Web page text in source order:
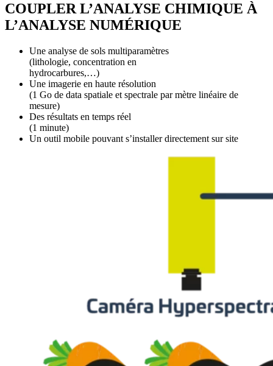
COUPLER L’ANALYSE CHIMIQUE À
L’ANALYSE NUMÉRIQUE
Une analyse de sols multiparamètres
(lithologie, concentration en
hydrocarbures,…)
Une imagerie en haute résolution
(1 Go de data spatiale et spectrale par mètre linéaire de
mesure)
Des résultats en temps réel
(1 minute)
Un outil mobile pouvant s’installer directement sur site